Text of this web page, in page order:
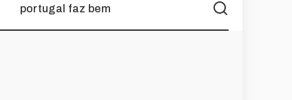
portugal faz bem